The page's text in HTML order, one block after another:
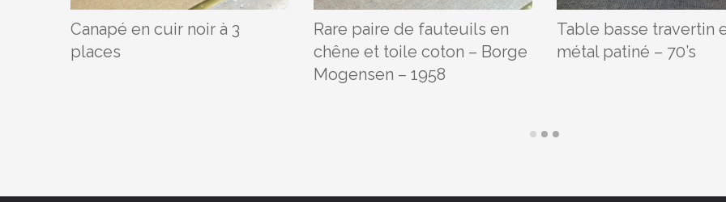
Canapé en cuir noir à 3
places
Rare paire de fauteuils en
chêne et toile coton – Borge
Mogensen – 1958
Table basse travertin
métal patiné – 70’s